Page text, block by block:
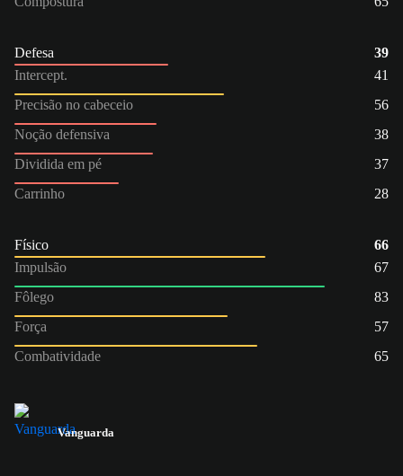
Defesa
39
Intercept.
41
Precisão no cabeceio
56
Noção defensiva
38
Dividida em pé
37
Carrinho
28
Físico
66
Impulsão
67
Fôlego
83
Força
57
Combatividade
65
Vanguarda